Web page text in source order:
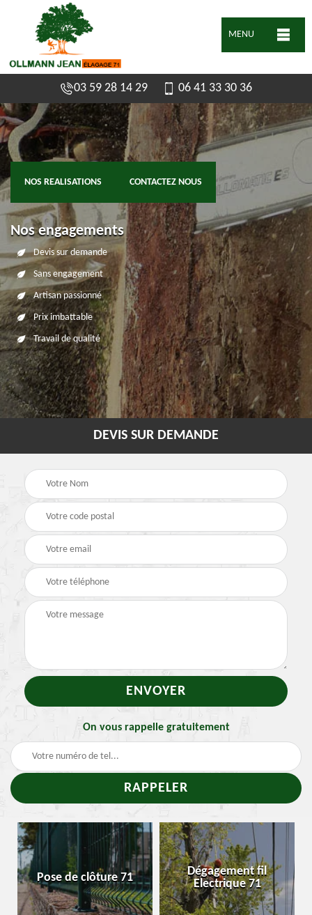
MENU
03 59 28 14 29 06 41 33 30 36
NOS REALISATIONS CONTACTEZ NOUS
Nos engagements
Devis sur demande
Sans engagement
Artisan passionné
Prix imbattable
Travail de qualité
DEVIS SUR DEMANDE
On vous rappelle gratuitement
Pose de clôture 71
Dégagement fil
Electrique 71